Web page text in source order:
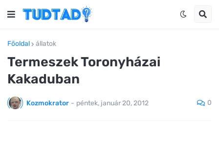
Főoldal állatok
Termeszek Toronyházai
Kakaduban
Kozmokrator - péntek, január 20, 2012 0